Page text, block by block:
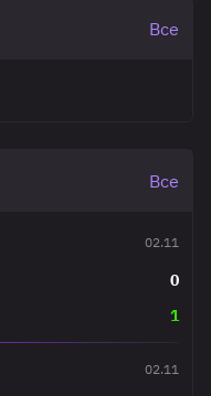
Все
Все
02.11
0
1
02.11